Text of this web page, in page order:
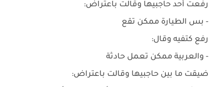
رفعت أحد حاجبيها وقالت باعتراض:
- بس الطيارة ممكن تقع
رفع كتفيه وقال:
- والعربية ممكن تعمل حادثة
ضيقت ما بين حاجبيها وقالت باعتراض: